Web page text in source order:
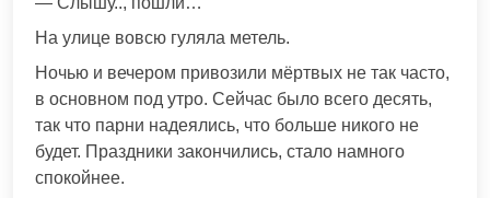
На улице вовсю гуляла метель.
Ночью и вечером привозили мёртвых не так часто,
в основном под утро. Сейчас было всего десять,
так что парни надеялись, что больше никого не
будет. Праздники закончились, стало намного
спокойнее.